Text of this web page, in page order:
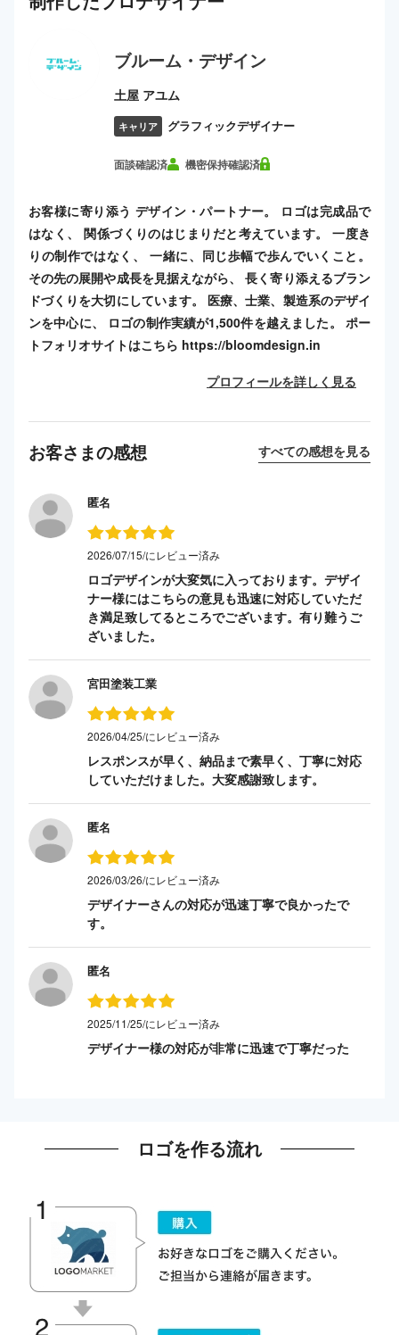
ブルーム・デザイン
土屋 アユム
キャリア グラフィックデザイナー
面談確認済 機密保持確認済
お客様に寄り添う デザイン・パートナー。 ロゴは完成品で
はなく、 関係づくりのはじまりだと考えています。 一度き
りの制作ではなく、 一緒に、同じ歩幅で歩んでいくこと。
その先の展開や成長を見据えながら、 長く寄り添えるブラン
ドづくりを大切にしています。 医療、士業、製造系のデザイ
ンを中心に、 ロゴの制作実績が1,500件を越えました。 ポー
トフォリオサイトはこちら https://bloomdesign.in
プロフィールを詳しく見る
お客さまの感想 すべての感想を見る
匿名
2026/07/15/にレビュー済み
ロゴデザインが大変気に入っております。デザイ
ナー様にはこちらの意見も迅速に対応していただ
き満足致してるところでございます。有り難うご
ざいました。
宮田塗装工業
2026/04/25/にレビュー済み
レスポンスが早く、納品まで素早く、丁寧に対応
していただけました。大変感謝致します。
匿名
2026/03/26/にレビュー済み
デザイナーさんの対応が迅速丁寧で良かったで
す。
匿名
2025/11/25/にレビュー済み
デザイナー様の対応が非常に迅速で丁寧だった
ロゴを作る流れ